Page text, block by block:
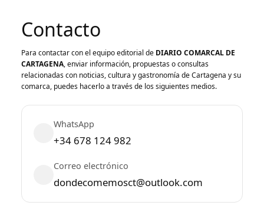
Contacto
Para contactar con el equipo editorial de DIARIO COMARCAL DE
CARTAGENA, enviar información, propuestas o consultas
relacionadas con noticias, cultura y gastronomía de Cartagena y su
comarca, puedes hacerlo a través de los siguientes medios.
WhatsApp
+34 678 124 982
Correo electrónico
dondecomemosct@outlook.com